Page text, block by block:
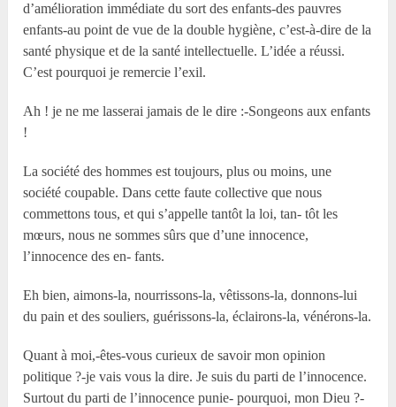
d’amélioration immédiate du sort des enfants-des pauvres
enfants-au point de vue de la double hygiène, c’est-à-dire de la
santé physique et de la santé intellectuelle. L’idée a réussi.
C’est pourquoi je remercie l’exil.
Ah ! je ne me lasserai jamais de le dire :-Songeons aux enfants
!
La société des hommes est toujours, plus ou moins, une
société coupable. Dans cette faute collective que nous
commettons tous, et qui s’appelle tantôt la loi, tan- tôt les
mœurs, nous ne sommes sûrs que d’une innocence,
l’innocence des en- fants.
Eh bien, aimons-la, nourrissons-la, vêtissons-la, donnons-lui
du pain et des souliers, guérissons-la, éclairons-la, vénérons-la.
Quant à moi,-êtes-vous curieux de savoir mon opinion
politique ?-je vais vous la dire. Je suis du parti de l’innocence.
Surtout du parti de l’innocence punie- pourquoi, mon Dieu ?-